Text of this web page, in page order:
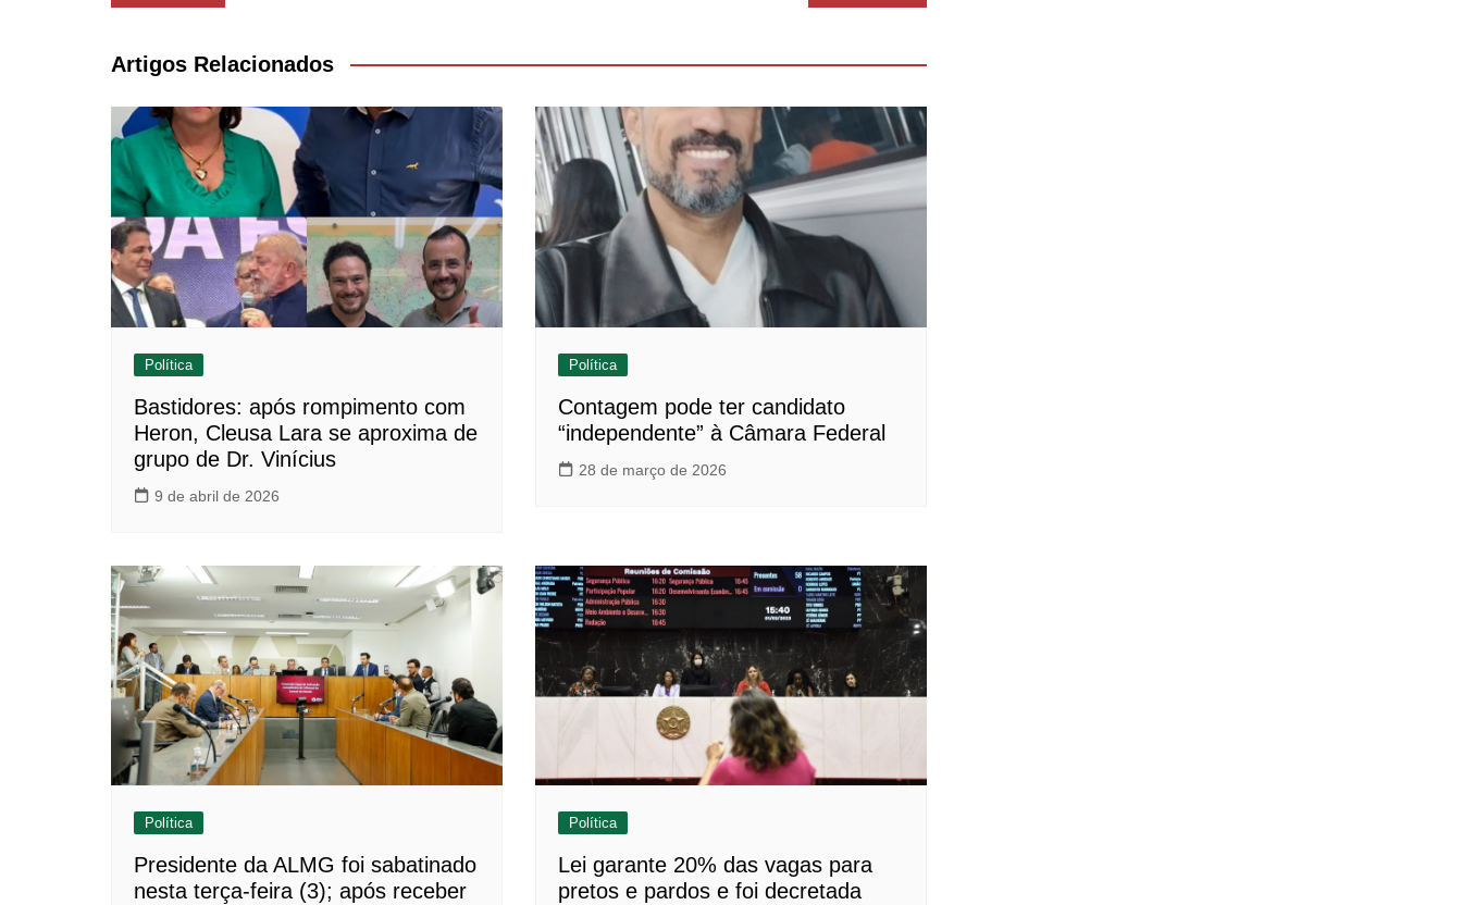
de
Post
Artigos Relacionados
Política
Bastidores: após rompimento com
Heron, Cleusa Lara se aproxima de
grupo de Dr. Vinícius
9 de abril de 2026
Política
Contagem pode ter candidato
“independente” à Câmara Federal
28 de março de 2026
Política
Presidente da ALMG foi sabatinado
nesta terça-feira (3); após receber
Política
Lei garante 20% das vagas para
pretos e pardos e foi decretada